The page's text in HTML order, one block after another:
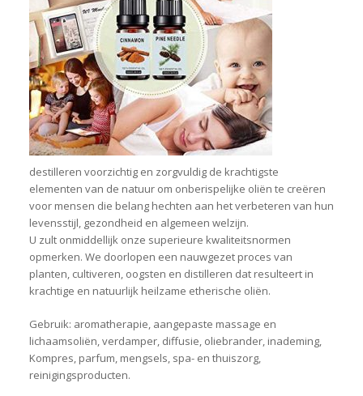
destilleren voorzichtig en zorgvuldig de krachtigste
elementen van de natuur om onberispelijke oliën te creëren
voor mensen die belang hechten aan het verbeteren van hun
levensstijl, gezondheid en algemeen welzijn.
U zult onmiddellijk onze superieure kwaliteitsnormen
opmerken. We doorlopen een nauwgezet proces van
planten, cultiveren, oogsten en distilleren dat resulteert in
krachtige en natuurlijk heilzame etherische oliën.
Gebruik: aromatherapie, aangepaste massage en
lichaamsoliën, verdamper, diffusie, oliebrander, inademing,
Kompres, parfum, mengsels, spa- en thuiszorg,
reinigingsproducten.